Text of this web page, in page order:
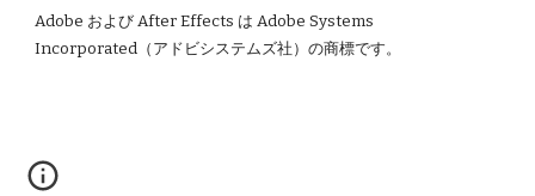
Adobe および After Effects は Adobe Systems
Incorporated（アドビシステムズ社）の商標です。